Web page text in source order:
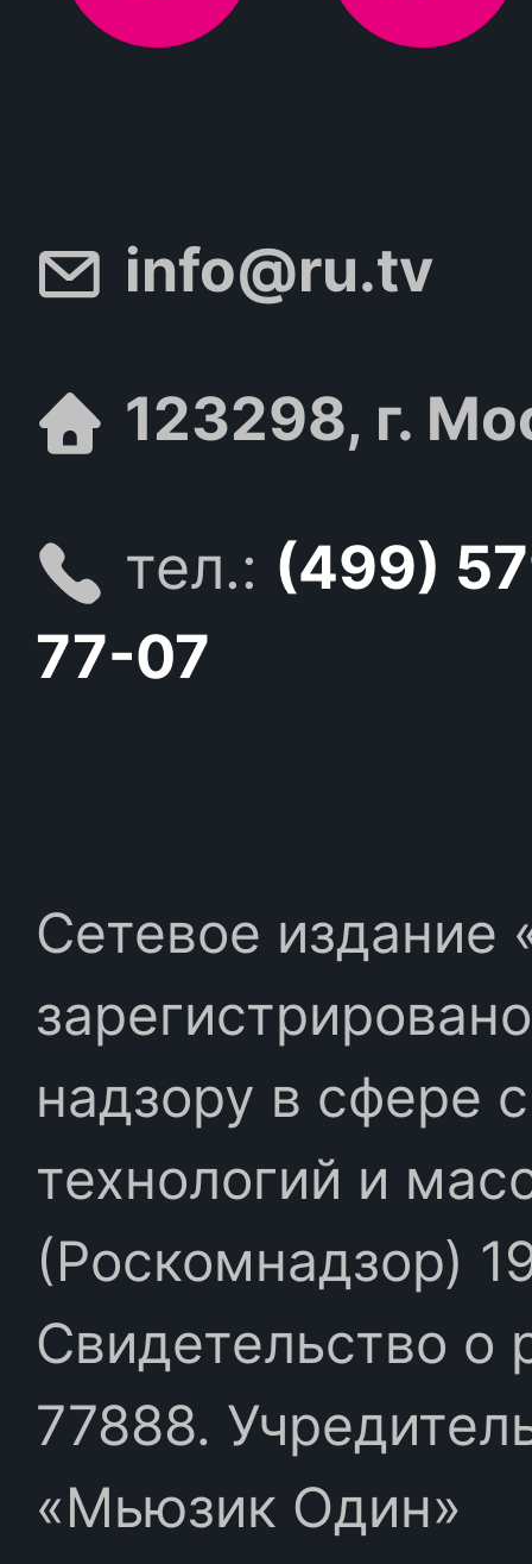
info@ru.tv
123298, г.
тел.: (499)
77-07
Сетевое издание
надзору в сфере
технологий и
(Роскомнадзор)
Свидетельство
77888.
«Мьюзик Один»